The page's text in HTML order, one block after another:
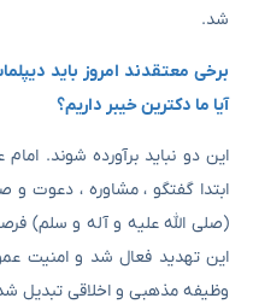
شد.
برخی معتقدند امروز باید
آیا ما دکترین خیبر داریم؟
این دو نباید برآورده شوند.
ابتدا گفتگو ، مشاوره ، دعوت و
(صلی الله علیه و آله و سلم)
این تهدید فعال شد و امنیت
وظیفه مذهبی و اخلاقی تبدیل